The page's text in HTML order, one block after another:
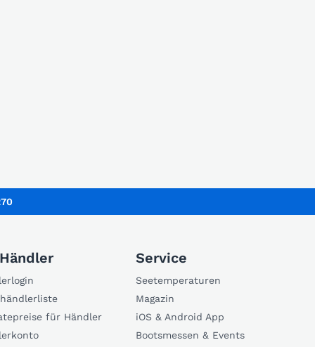
für Händler
Service
Seetemperaturen
Magazin
iOS & Android App
Bootsmessen & Events